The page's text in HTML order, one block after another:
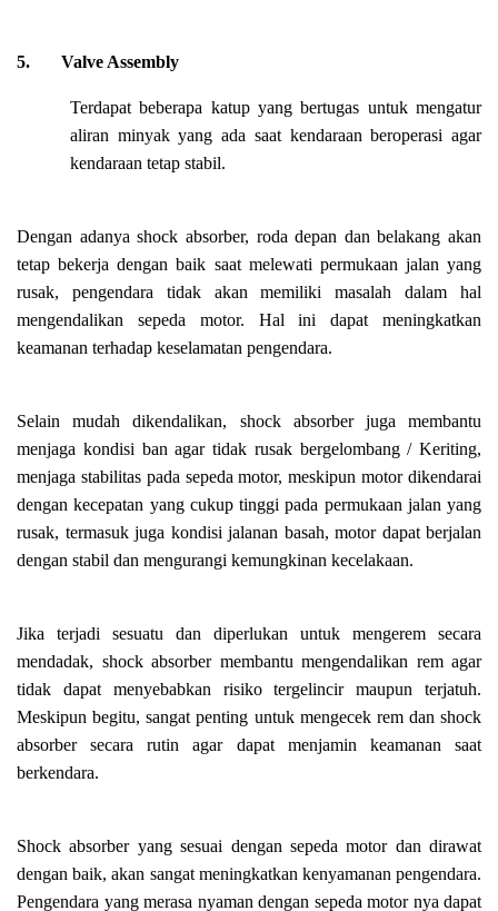
5. Valve Assembly
Terdapat beberapa katup yang bertugas untuk mengatur
aliran minyak yang ada saat kendaraan beroperasi agar
kendaraan tetap stabil.
Dengan adanya shock absorber, roda depan dan belakang akan
tetap bekerja dengan baik saat melewati permukaan jalan yang
rusak, pengendara tidak akan memiliki masalah dalam hal
mengendalikan sepeda motor. Hal ini dapat meningkatkan
keamanan terhadap keselamatan pengendara.
Selain mudah dikendalikan, shock absorber juga membantu
menjaga kondisi ban agar tidak rusak bergelombang / Keriting,
menjaga stabilitas pada sepeda motor, meskipun motor dikendarai
dengan kecepatan yang cukup tinggi pada permukaan jalan yang
rusak, termasuk juga kondisi jalanan basah, motor dapat berjalan
dengan stabil dan mengurangi kemungkinan kecelakaan.
Jika terjadi sesuatu dan diperlukan untuk mengerem secara
mendadak, shock absorber membantu mengendalikan rem agar
tidak dapat menyebabkan risiko tergelincir maupun terjatuh.
Meskipun begitu, sangat penting untuk mengecek rem dan shock
absorber secara rutin agar dapat menjamin keamanan saat
berkendara.
Shock absorber yang sesuai dengan sepeda motor dan dirawat
dengan baik, akan sangat meningkatkan kenyamanan pengendara.
Pengendara yang merasa nyaman dengan sepeda motor nya dapat